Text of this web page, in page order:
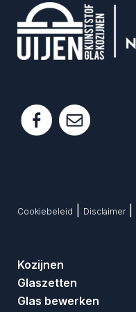
Cookiebeleid Disclaimer
Kozijnen
Glaszetten
Glas bewerken